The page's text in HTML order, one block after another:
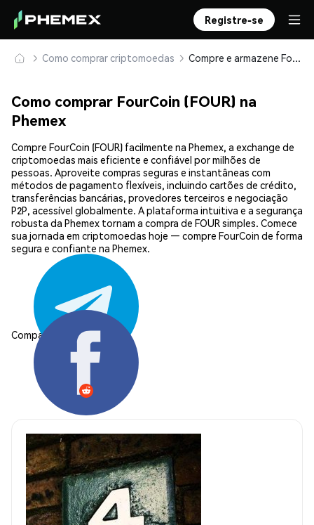
Registre-se
Como comprar criptomoedas Compre e armazene FourCoin (FOUR) com segurança
Como comprar FourCoin (FOUR) na
Phemex
Compre FourCoin (FOUR) facilmente na Phemex, a exchange de
criptomoedas mais eficiente e confiável por milhões de
pessoas. Aproveite compras seguras e instantâneas com
métodos de pagamento flexíveis, incluindo cartões de crédito,
transferências bancárias, provedores terceiros e negociação
P2P, acessível globalmente. A plataforma intuitiva e a segurança
robusta da Phemex tornam a compra de FOUR simples. Comece
sua jornada em criptomoedas hoje — compre FourCoin de forma
segura e confiante na Phemex.
Compartilhar: